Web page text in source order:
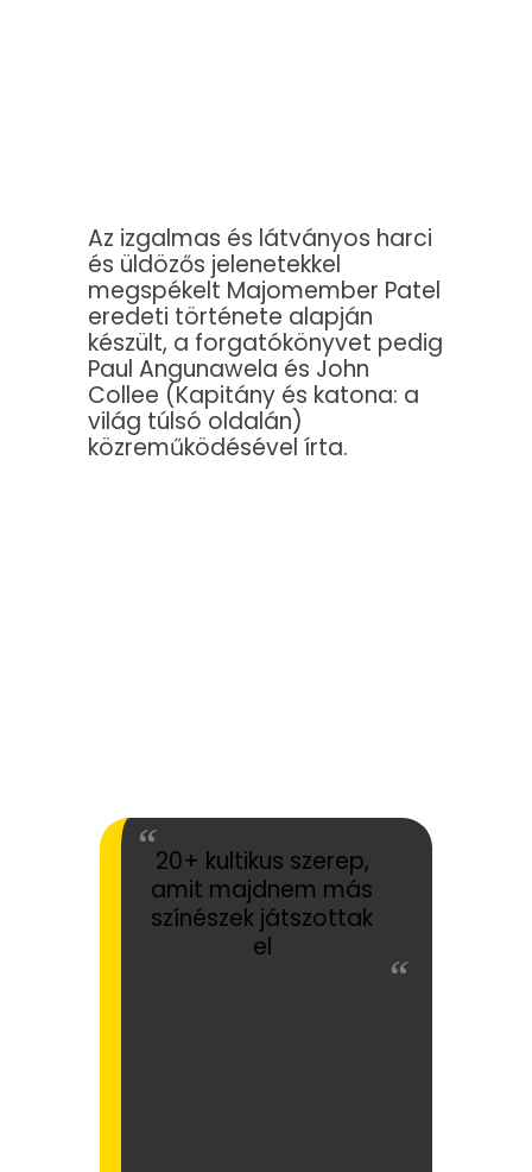
Az izgalmas és látványos harci
és üldözős jelenetekkel
megspékelt Majomember Patel
eredeti története alapján
készült, a forgatókönyvet pedig
Paul Angunawela és John
Collee (Kapitány és katona: a
világ túlsó oldalán)
közreműködésével írta.
20+ kultikus szerep,
amit majdnem más
színészek játszottak
el